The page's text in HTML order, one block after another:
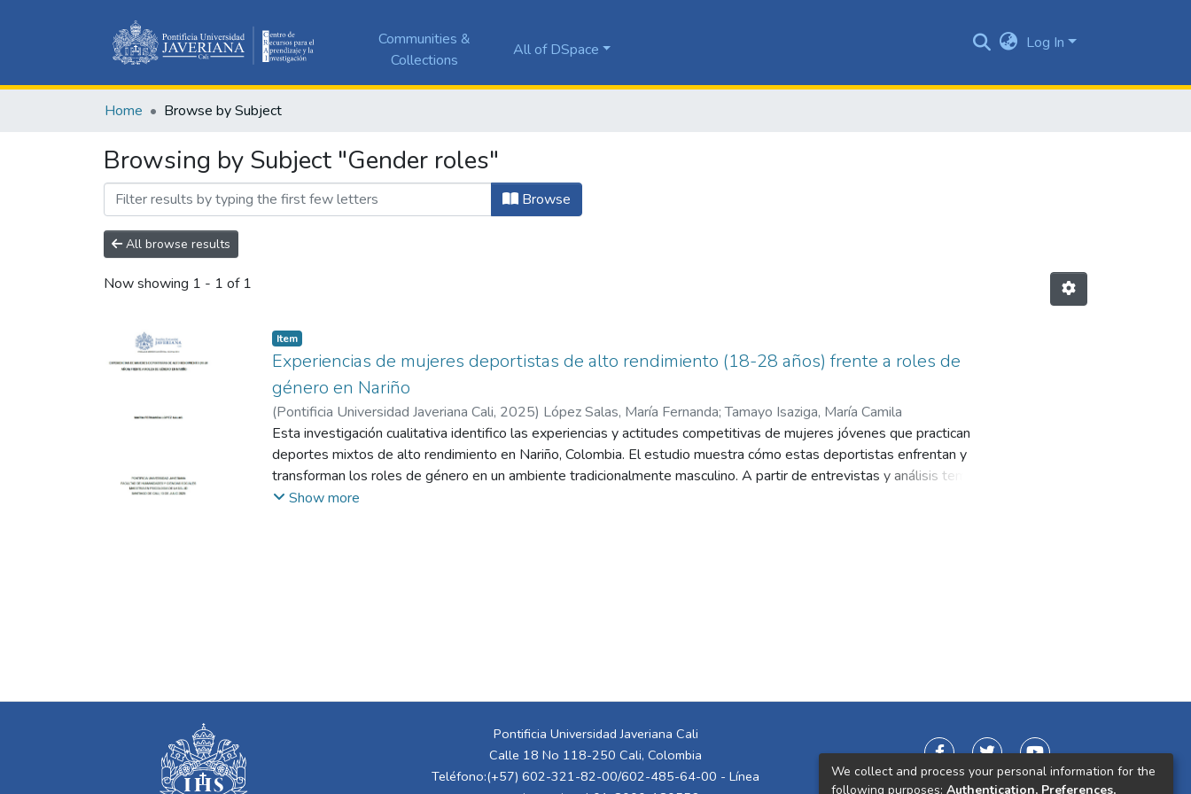
Communities &
Collections
All of DSpace Log In
Home Browse by Subject
Browsing by Subject "Gender roles"
Browse
All browse results
Now showing 1 - 1 of 1
Item
Experiencias de mujeres deportistas de alto rendimiento (18-28 años) frente a roles de
género en Nariño
(Pontificia Universidad Javeriana Cali, 2025) López Salas, María Fernanda;Tamayo Isaziga, María Camila
Esta investigación cualitativa identifico las experiencias y actitudes competitivas de mujeres jóvenes que practican
deportes mixtos de alto rendimiento en Nariño, Colombia. El estudio muestra cómo estas deportistas enfrentan y
transforman los roles de género en un ambiente tradicionalmente masculino. A partir de entrevistas y análisis temático,
se encontraron tres temas principales: experiencias, actitudes y roles de género. Se evidencian desigualdades y
Show more
Pontificia Universidad Javeriana Cali
Calle 18 No 118-250 Cali, Colombia
Teléfono:(+57) 602-321-82-00/602-485-64-00 - Línea
We collect and process your personal information for the
following purposes: Authentication, Preferences,